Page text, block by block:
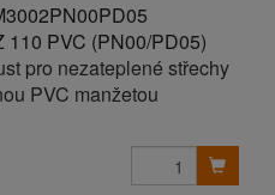
110 PVC (PN00/PD05)
pro nezateplené střechy
PVC manžetou